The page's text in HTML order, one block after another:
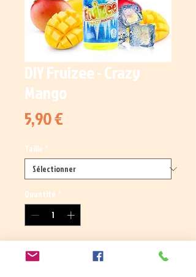
DIY Fruizee - Crazy
Mango
5,90 €Prix
Taille *
Quantité *
Ajouter au panier